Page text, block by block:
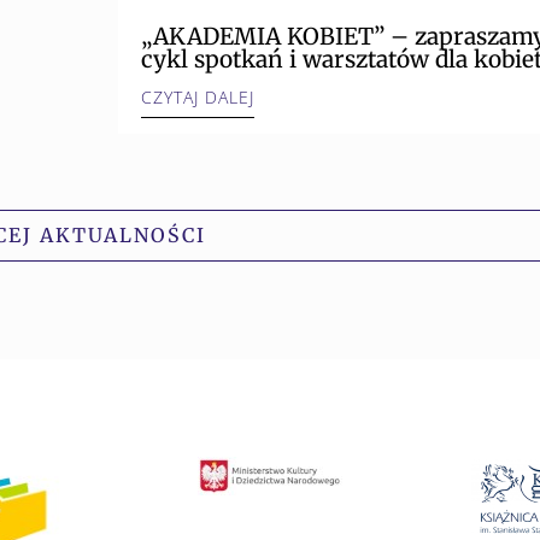
„AKADEMIA KOBIET” –
cykl spotkań i warsztatów dla
CZYTAJ DALEJ
AKTUALNOŚCI